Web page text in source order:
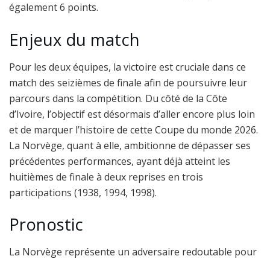
également 6 points.
Enjeux du match
Pour les deux équipes, la victoire est cruciale dans ce
match des seizièmes de finale afin de poursuivre leur
parcours dans la compétition. Du côté de la Côte
d’Ivoire, l’objectif est désormais d’aller encore plus loin
et de marquer l’histoire de cette Coupe du monde 2026.
La Norvège, quant à elle, ambitionne de dépasser ses
précédentes performances, ayant déjà atteint les
huitièmes de finale à deux reprises en trois
participations (1938, 1994, 1998).
Pronostic
La Norvège représente un adversaire redoutable pour